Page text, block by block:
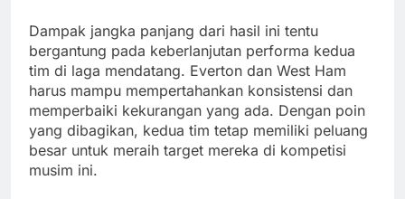
Dampak jangka panjang dari hasil ini tentu
bergantung pada keberlanjutan performa kedua
tim di laga mendatang. Everton dan West Ham
harus mampu mempertahankan konsistensi dan
memperbaiki kekurangan yang ada. Dengan poin
yang dibagikan, kedua tim tetap memiliki peluang
besar untuk meraih target mereka di kompetisi
musim ini.